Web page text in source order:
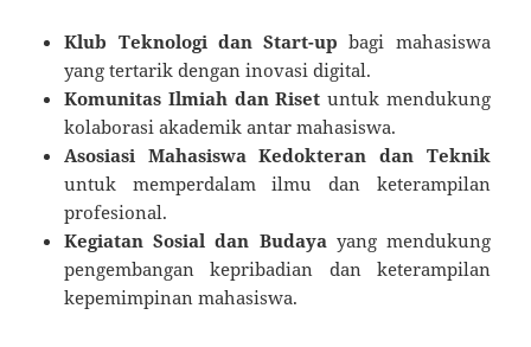
Klub Teknologi dan Start-up bagi mahasiswa
yang tertarik dengan inovasi digital.
Komunitas Ilmiah dan Riset untuk mendukung
kolaborasi akademik antar mahasiswa.
Asosiasi Mahasiswa Kedokteran dan Teknik
untuk memperdalam ilmu dan keterampilan
profesional.
Kegiatan Sosial dan Budayayang mendukung
pengembangan kepribadian dan keterampilan
kepemimpinan mahasiswa.